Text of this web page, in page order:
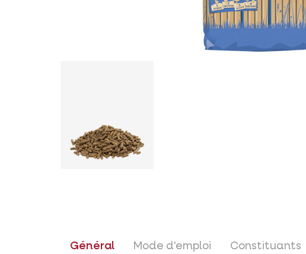
Général Mode d'emploi Constituants